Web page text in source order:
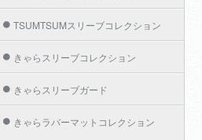
TSUMTSUMスリーブコレクション
きゃらスリーブコレクション
きゃらスリーブガード
きゃらラバーマットコレクション